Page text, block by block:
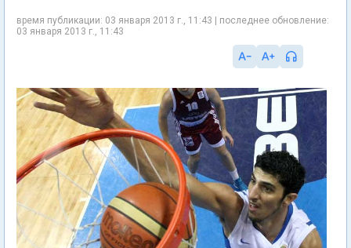
время публикации: 03 января 2013 г., 11:43 | последнее обновление:
03 января 2013 г., 11:43